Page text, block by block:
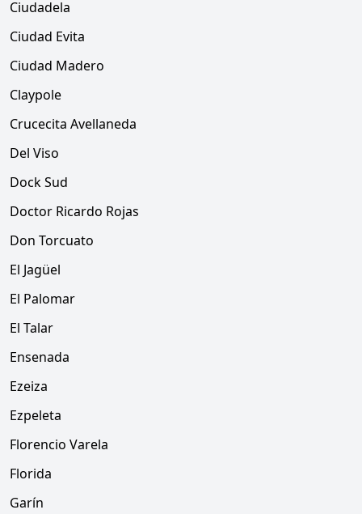
Ciudadela
Ciudad Evita
Ciudad Madero
Claypole
Crucecita Avellaneda
Del Viso
Dock Sud
Doctor Ricardo Rojas
Don Torcuato
El Jagüel
El Palomar
El Talar
Ensenada
Ezeiza
Ezpeleta
Florencio Varela
Florida
Garín